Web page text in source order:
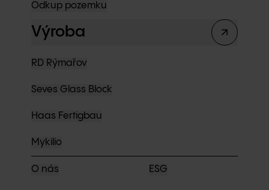
Odkup pozemku
Výroba
RD Rýmařov
Seves Glass Block
Haas Fertigbau
Mykilio
O nás ESG